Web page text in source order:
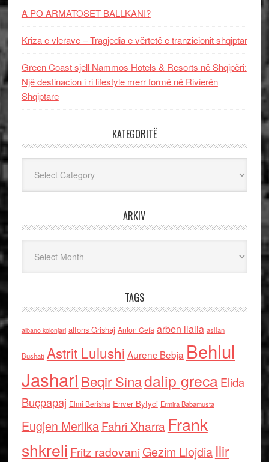
A PO ARMATOSET BALLKANI?
Kriza e vlerave – Tragjedia e vërtetë e tranzicionit shqiptar
Green Coast sjell Nammos Hotels & Resorts në Shqipëri:
Një destinacion i ri lifestyle merr formë në Rivierën
Shqiptare
KATEGORITË
ARKIV
TAGS
albano kolonjari alfons Grishaj Anton Cefa arben llalla asllan
Bushati Astrit Lulushi Aurenc Bebja Behlul
Jashari Beqir Sinadalip grecaElida
Buçpapaj Elmi Berisha Enver Bytyci Ermira Babamusta
Eugjen MerlikaFahri Xharra Frank
shkreli Fritz radovaniGezim Llojdia Ilir